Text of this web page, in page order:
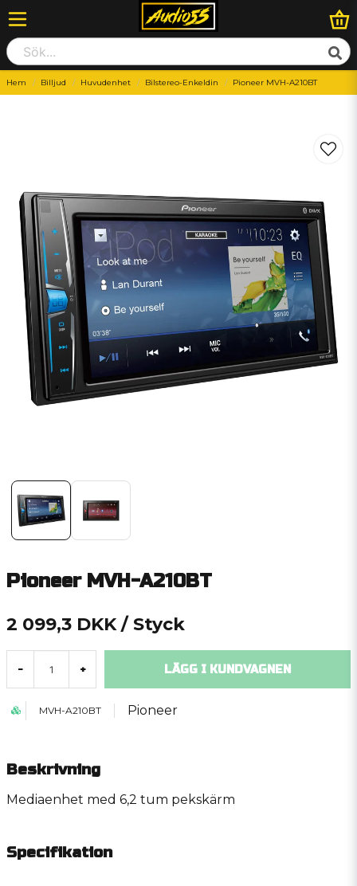
Hem Billjud Huvudenhet Bilstereo-Enkeldin Pioneer MVH-A210BT
Pioneer MVH-A210BT
2 099,3 DKK / Styck
- + LÄGG I KUNDVAGNEN
MVH-A210BT Pioneer
Beskrivning
Mediaenhet med 6,2 tum pekskärm
Specifikation